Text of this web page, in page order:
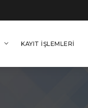
KAYIT İŞLEMLERI